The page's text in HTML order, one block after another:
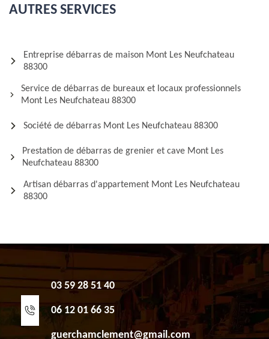
AUTRES SERVICES
Entreprise débarras de maison Mont Les Neufchateau
88300
Service de débarras de bureaux et locaux professionnels
Mont Les Neufchateau 88300
Société de débarras Mont Les Neufchateau 88300
Prestation de débarras de grenier et cave Mont Les
Neufchateau 88300
Artisan débarras d'appartement Mont Les Neufchateau
88300
03 59 28 51 40
06 12 01 66 35
guerchamclement@gmail.com